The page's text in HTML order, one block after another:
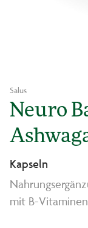
Salus
Neuro
Kapseln
mit B-Vitaminen